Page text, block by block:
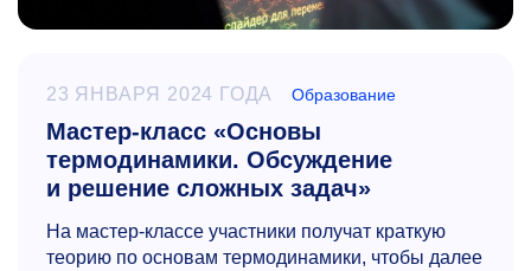
23 ЯНВАРЯ 2024 ГОДА Образование
Мастер-класс «Основы
термодинамики. Обсуждение
и решение сложных задач»
На мастер-классе участники получат краткую
теорию по основам термодинамики, чтобы далее